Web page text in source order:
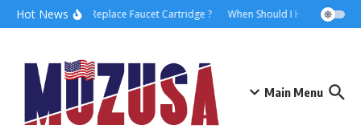
Hot NewsHow to Replace Faucet Cartridge ? When Should I Hire A
Main Menu